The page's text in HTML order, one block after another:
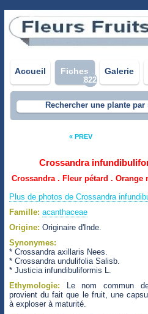
Accueil Fiches Galerie
822
Rechercher une plante par
« PREV
Crossandra
Crossandra . Fleur pétard . Orange
Plus de photos de Crossandra
Famille: acanthaceae
Origine: Originaire d'Inde.
Synonymes:
* Crossandra axillaris Nees.
* Crossandra undulifolia Salisb.
* Justicia infundibuliformis L.
Ethymologie: Le nom commun
provient du fait que le fruit, une
à exploser à maturité.